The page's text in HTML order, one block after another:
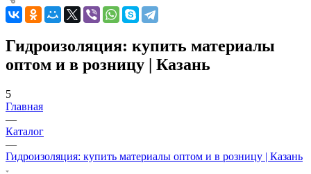
Гидроизоляция: купить материалы
оптом и в розницу | Казань
5
Главная
—
Каталог
—
Гидроизоляция: купить материалы оптом и в розницу | Казань